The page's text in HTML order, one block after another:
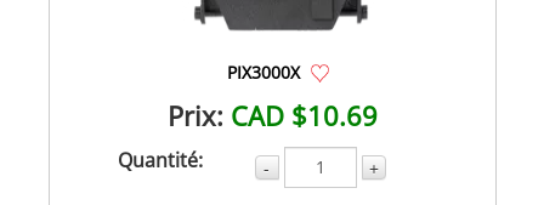
PIX3000X
Prix: CAD $10.69
Quantité: - +